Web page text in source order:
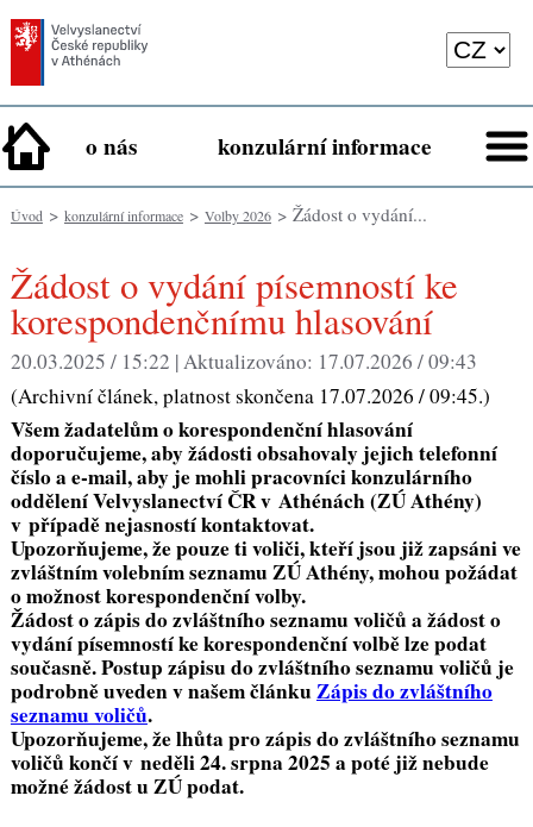
o nás konzulární informace
Úvod> konzulární informace> Volby 2026> Žádost o vydání...
Žádost o vydání písemností ke
korespondenčnímu hlasování
20.03.2025 / 15:22 |Aktualizováno: 17.07.2026 / 09:43
(Archivní článek, platnost skončena 17.07.2026 / 09:45.)
Všem žadatelům o korespondenční hlasování
doporučujeme, aby žádosti obsahovaly jejich telefonní
číslo a e-mail, aby je mohli pracovníci konzulárního
oddělení Velvyslanectví ČR v Athénách (ZÚ Athény)
v případě nejasností kontaktovat.
Upozorňujeme, že pouze ti voliči, kteří jsou již zapsáni ve
zvláštním volebním seznamu ZÚ Athény, mohou požádat
o možnost korespondenční volby.
Žádost o zápis do zvláštního seznamu voličů a žádost o
vydání písemností ke korespondenční volbě lze podat
současně. Postup zápisu do zvláštního seznamu voličů je
podrobně uveden v našem článkuZápis do zvláštního
seznamu voličů.
Upozorňujeme, že lhůta pro zápis do zvláštního seznamu
voličů končí v neděli 24. srpna 2025 a poté již nebude
možné žádost u ZÚ podat.